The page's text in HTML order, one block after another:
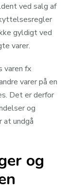
ved salg af
gyldigt ved
varer.
varen fx
varer på en
Det er derfor
og
at undgå
og